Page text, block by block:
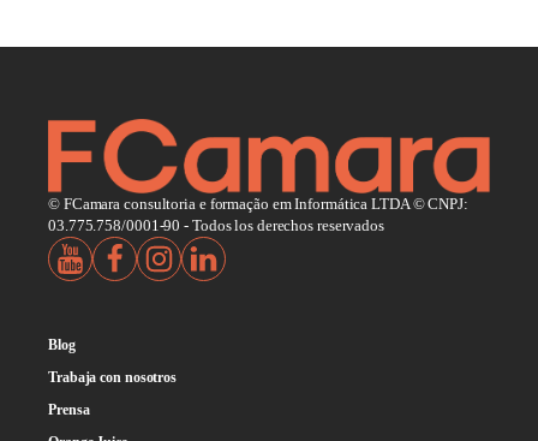
© FCamara consultoria e formação em Informática LTDA © CNPJ:
03.775.758/0001-90 - Todos los derechos reservados
Blog
Trabaja con nosotros
Prensa